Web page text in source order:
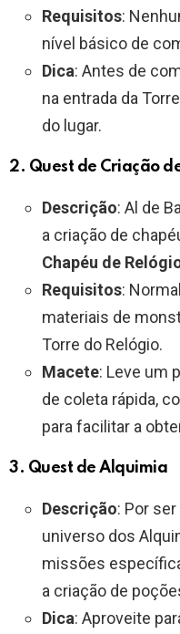
Requisitos:
nível básico de
Dica: Antes de
na entrada da
do lugar.
2. Quest de Criação
Descrição: Al de
a criação de
Chapéu de
Requisitos:
materiais de
Torre do Relógio.
Macete: Leve um
de coleta rápida,
para facilitar a
3. Quest de Alquimia
Descrição: Por
universo dos
missões
a criação de
Dica: Aproveite